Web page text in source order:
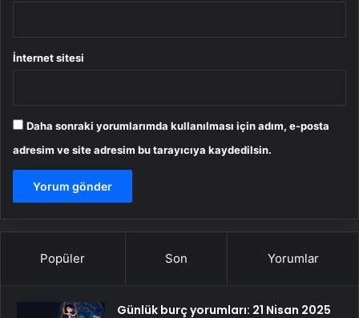
İnternet sitesi
Daha sonraki yorumlarımda kullanılması için adım, e-posta
adresim ve site adresim bu tarayıcıya kaydedilsin.
Popüler Son Yorumlar
Günlük burç yorumları: 21 Nisan 2025